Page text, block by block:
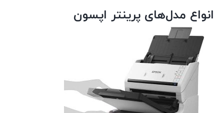
انواع مدل‌های پرینتر اپسون